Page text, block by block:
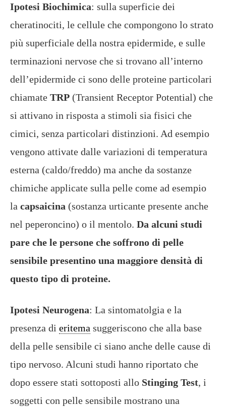
Ipotesi Biochimica: sulla superficie dei
cheratinociti, le cellule che compongono lo strato
più superficiale della nostra epidermide, e sulle
terminazioni nervose che si trovano all’interno
dell’epidermide ci sono delle proteine particolari
chiamate TRP (Transient Receptor Potential) che
si attivano in risposta a stimoli sia fisici che
cimici, senza particolari distinzioni. Ad esempio
vengono attivate dalle variazioni di temperatura
esterna (caldo/freddo) ma anche da sostanze
chimiche applicate sulla pelle come ad esempio
la capsaicina (sostanza urticante presente anche
nel peperoncino) o il mentolo. Da alcuni studi
pare che le persone che soffrono di pelle
sensibile presentino una maggiore densità di
questo tipo di proteine.
Ipotesi Neurogena: La sintomatolgia e la
presenza di eritema suggeriscono che alla base
della pelle sensibile ci siano anche delle cause di
tipo nervoso. Alcuni studi hanno riportato che
dopo essere stati sottoposti allo Stinging Test, i
soggetti con pelle sensibile mostrano una